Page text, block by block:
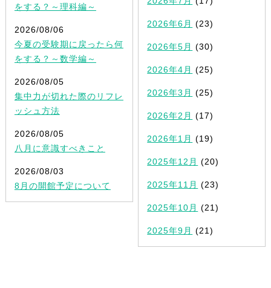
をする？～理科編～
2026/08/06
今夏の受験期に戻ったら何
をする？～数学編～
2026/08/05
集中力が切れた際のリフレ
ッシュ方法
2026/08/05
八月に意識すべきこと
2026/08/03
8月の開館予定について
2026年6月 (23)
2026年5月 (30)
2026年4月 (25)
2026年3月 (25)
2026年2月 (17)
2026年1月 (19)
2025年12月 (20)
2025年11月 (23)
2025年10月 (21)
2025年9月 (21)